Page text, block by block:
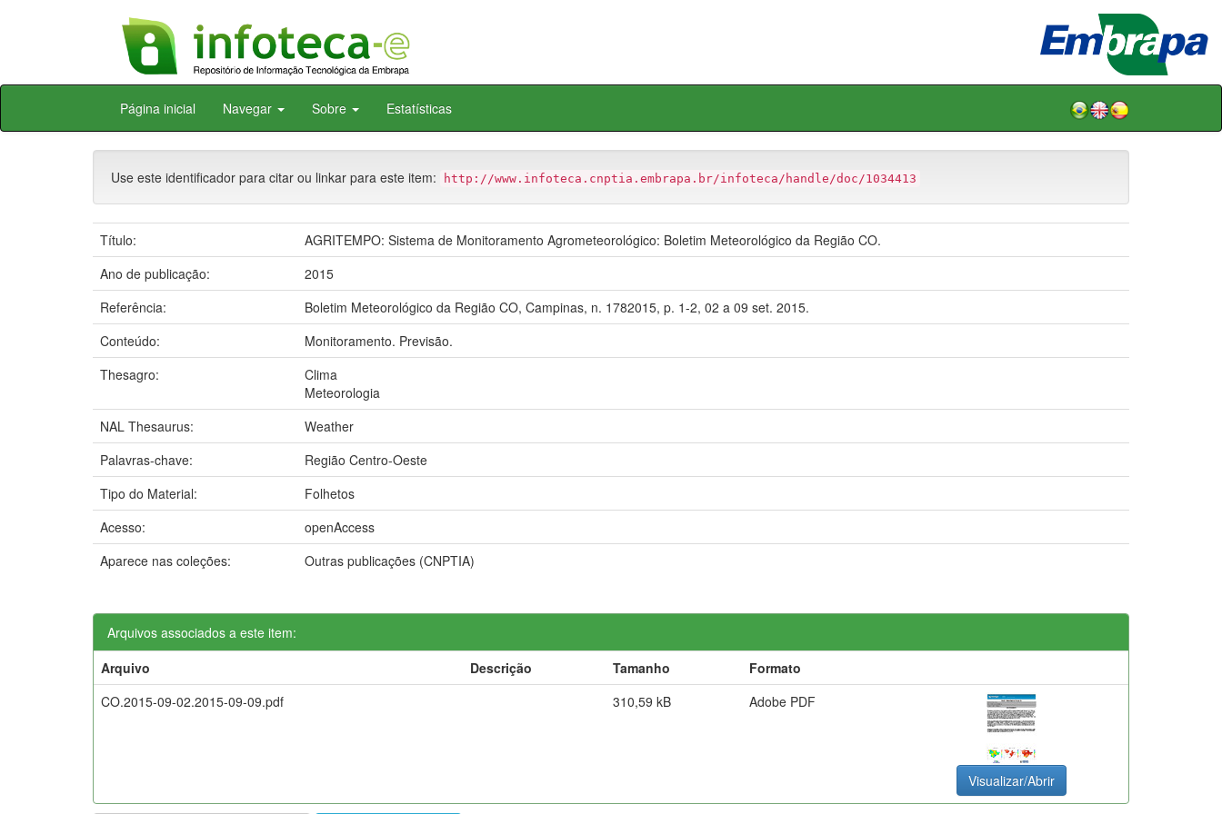
Skip
Página inicial Navegar Sobre Estatísticas
Use este identificador para citar ou linkar para este item: http://www.infoteca.cnptia.embrapa.br/infoteca/handle/doc/1034413
Título:
AGRITEMPO: Sistema de Monitoramento Agrometeorológico: Boletim Meteorológico da Região CO.
Ano de publicação:
2015
Referência:
Boletim Meteorológico da Região CO, Campinas, n. 1782015, p. 1-2, 02 a 09 set. 2015.
Conteúdo:
Monitoramento. Previsão.
Thesagro:
Clima
Meteorologia
NAL Thesaurus:
Weather
Palavras-chave:
Região Centro-Oeste
Tipo do Material:
Folhetos
Acesso:
openAccess
Aparece nas coleções:
Outras publicações (CNPTIA)
Arquivos associados a este item:
Arquivo
Descrição Tamanho
Formato
CO.2015-09-02.2015-09-09.pdf
310,59 kB Adobe PDF
Visualizar/Abrir